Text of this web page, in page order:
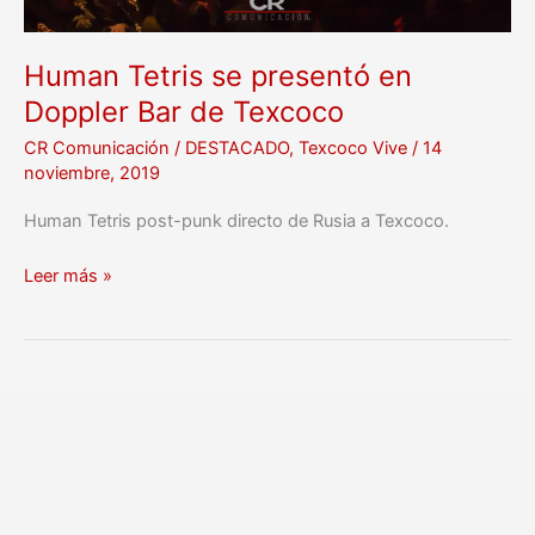
Human Tetris se presentó en
Doppler Bar de Texcoco
CR Comunicación / DESTACADO, Texcoco Vive / 14
noviembre, 2019
Human Tetris post-punk directo de Rusia a Texcoco.
Leer más »